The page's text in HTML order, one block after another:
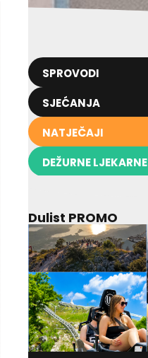
SPROVODI
SJEĆANJA
NATJEČAJI
DEŽURNE LJEKARNE
Dulist PROMO